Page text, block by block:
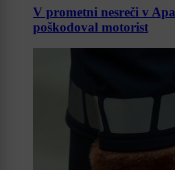
V prometni nesreči v
poškodoval motorist